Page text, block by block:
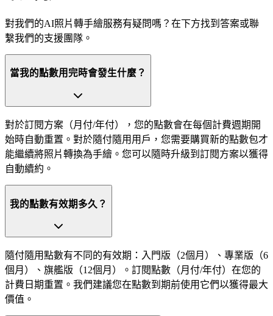
對我們的AI照片轉手繪服務有疑問嗎？在下方找到答案或聯
繫我們的支援團隊。
當我的點數用完時會發生什麼？
對於訂閱方案（月付/年付），您的點數會在每個計費週期開
始時自動重置。對於隨付隨用用戶，您需要購買新的點數包才
能繼續將照片轉換為手繪。您可以隨時升級到訂閱方案以獲得
自動續約。
我的點數有效期多久？
隨付隨用點數有不同的有效期：入門版（2個月）、專業版（6
個月）、旗艦版（12個月）。訂閱點數（月付/年付）在您的
計費日期重置。我們建議您在點數到期前使用它們以獲得最大
價值。